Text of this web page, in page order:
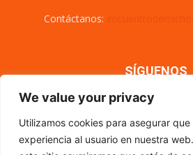
We value your privacy
Utilizamos cookies para asegurar
experiencia al usuario en nuestra
Contáctanos:
SÍGUENOS